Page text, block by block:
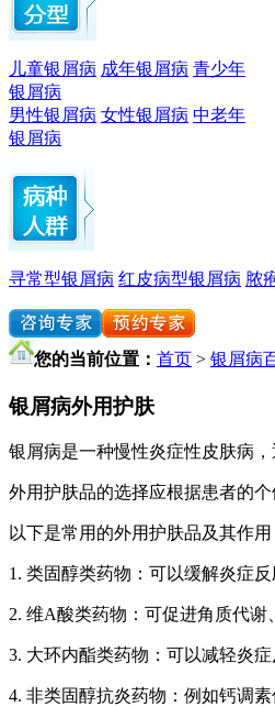
儿童银屑病 成年银屑病 青少年
银屑病
男性银屑病 女性银屑病 中老年
银屑病
寻常型银屑病 红皮病型银屑病 脓
您的当前位置： 首页 > 银屑病
银屑病外用护肤
银屑病是一种慢性炎症性皮肤病
外用护肤品的选择应根据患者的
以下是常用的外用护肤品及其作用
1. 类固醇类药物：可以缓解炎症
2. 维A酸类药物：可促进角质代谢
3. 大环内酯类药物：可以减轻炎
4. 非类固醇抗炎药物：例如钙调